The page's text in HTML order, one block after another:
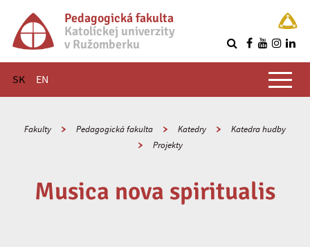
Pedagogická fakulta
Katolíckej univerzity
v Ružomberku
SK EN
Hlavné menu
Fakulty Pedagogická fakulta Katedry
Katedra hudby
Projekty
Musica nova spiritualis